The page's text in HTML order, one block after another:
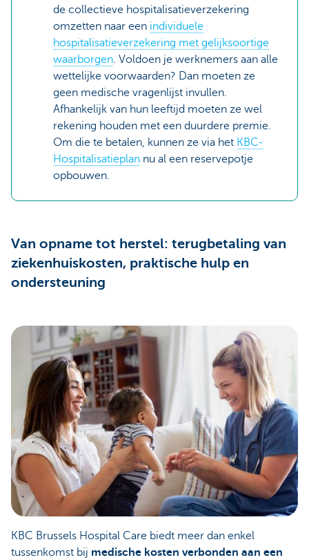
de collectieve hospitalisatieverzekering
omzetten naar een individuele
hospitalisatieverzekering met gelijksoortige
waarborgen. Voldoen je werknemers aan alle
wettelijke voorwaarden? Dan moeten ze
geen medische vragenlijst invullen.
Afhankelijk van hun leeftijd moeten ze wel
rekening houden met een duurdere premie.
Om die te betalen, kunnen ze via het KBC-
Hospitalisatieplan nu al een reservepotje
opbouwen.
Van opname tot herstel: terugbetaling van
ziekenhuiskosten, praktische hulp en
ondersteuning
KBC Brussels Hospital Care biedt meer dan enkel
tussenkomst bij medische kosten verbonden aan een